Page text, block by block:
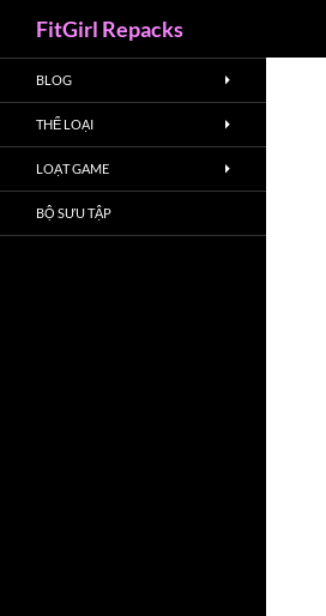
FitGirl Repacks
BLOG
THỂ LOẠI
LOẠT GAME
BỘ SƯU TẬP